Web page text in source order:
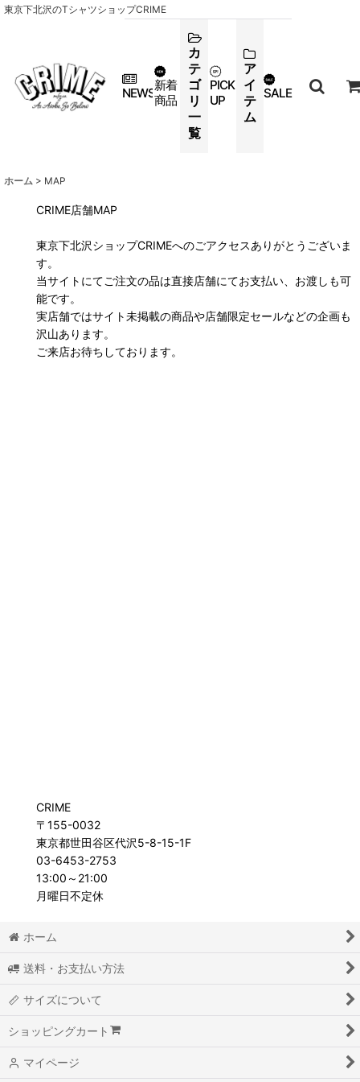
東京下北沢のTシャツショップCRIME
NEWS新着
商品
カ
テ
ゴ
リ
一
覧
PICK
UP
ア
イ
テ
ム
SALE
ホーム > MAP
CRIME店舗MAP
東京下北沢ショップCRIMEへのごアクセスありがとうございま
す。
当サイトにてご注文の品は直接店舗にてお支払い、お渡しも可
能です。
実店舗ではサイト未掲載の商品や店舗限定セールなどの企画も
沢山あります。
ご来店お待ちしております。
CRIME
〒155-0032
東京都世田谷区代沢5-8-15-1F
03-6453-2753
13:00～21:00
月曜日不定休
ホーム
送料・お支払い方法
サイズについて
ショッピングカート
マイページ